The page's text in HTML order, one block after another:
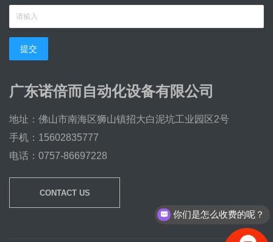
提交
广东诺倍而自动化设备有限公司
地址：佛山市南海区狮山镇招大白泥坑工业园区2号
手机：15602835777
电话：0757-86697228
CONTACT US
你们是怎么收费的呢？